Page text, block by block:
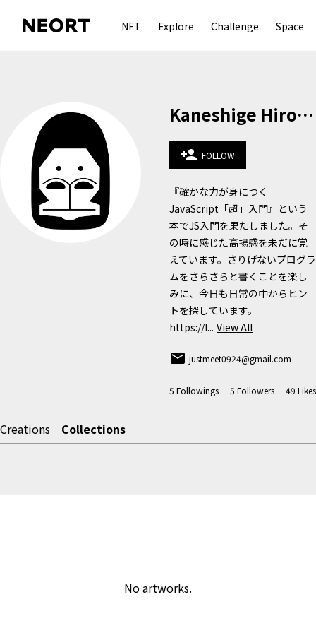
NFT Explore Challenge Space
Kaneshige Hirokazu
person_add FOLLOW
『確かな力が身につく
JavaScript「超」入門』という
本でJS入門を果たしました。そ
の時に感じた高揚感を未だに覚
えています。さりげないプログラ
ムをさらさらと書くことを楽し
みに、今日も日常の中からヒン
トを探しています。
https://l... View All
email justmeet0924@gmail.com
5 Followings 5 Followers 49 Likes
Creations Collections
No artworks.